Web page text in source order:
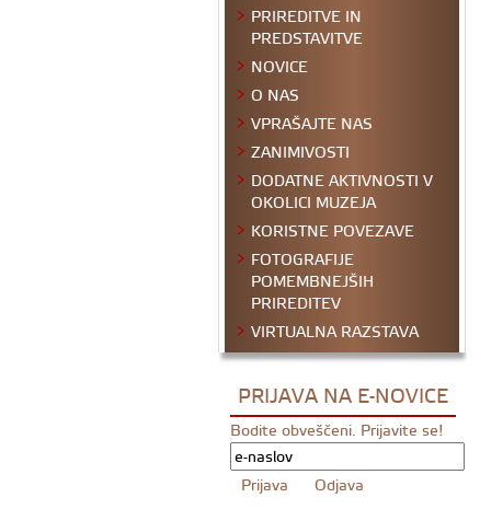
PRIREDITVE IN
PREDSTAVITVE
NOVICE
O NAS
VPRAŠAJTE NAS
ZANIMIVOSTI
DODATNE AKTIVNOSTI V
OKOLICI MUZEJA
KORISTNE POVEZAVE
FOTOGRAFIJE
POMEMBNEJŠIH
PRIREDITEV
VIRTUALNA RAZSTAVA
PRIJAVA NA E-NOVICE
Bodite obveščeni. Prijavite se!